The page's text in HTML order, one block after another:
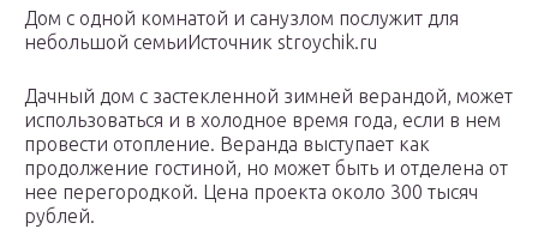
Дом с одной комнатой и санузлом послужит для
небольшой семьиИсточник stroychik.ru
Дачный дом с застекленной зимней верандой, может
использоваться и в холодное время года, если в нем
провести отопление. Веранда выступает как
продолжение гостиной, но может быть и отделена от
нее перегородкой. Цена проекта около 300 тысяч
рублей.